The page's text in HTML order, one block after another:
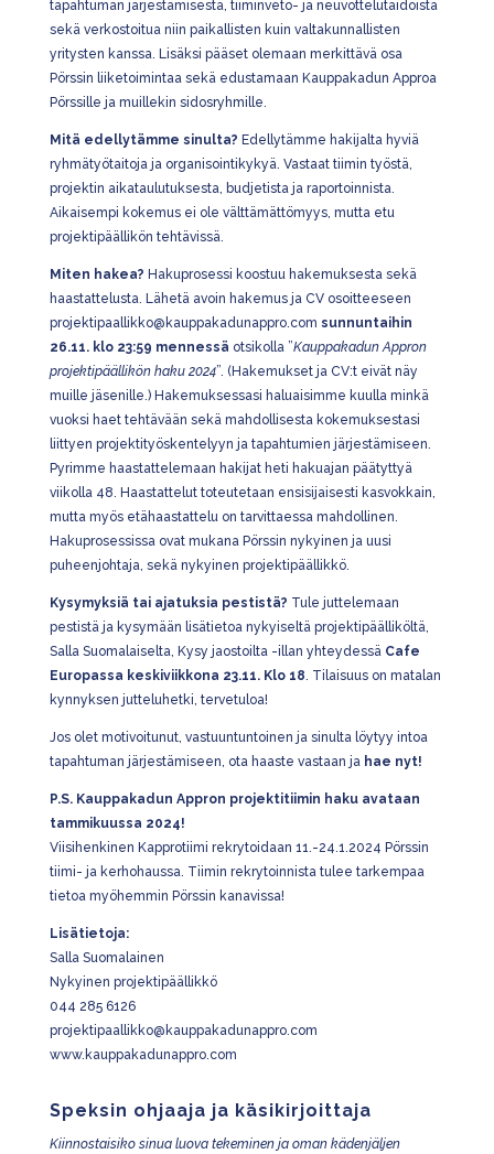
tapahtuman järjestämisestä, tiiminveto- ja neuvottelutaidoista
sekä verkostoitua niin paikallisten kuin valtakunnallisten
yritysten kanssa. Lisäksi pääset olemaan merkittävä osa
Pörssin liiketoimintaa sekä edustamaan Kauppakadun Approa
Pörssille ja muillekin sidosryhmille.
Mitä edellytämme sinulta? Edellytämme hakijalta hyviä
ryhmätyötaitoja ja organisointikykyä. Vastaat tiimin työstä,
projektin aikataulutuksesta, budjetista ja raportoinnista.
Aikaisempi kokemus ei ole välttämättömyys, mutta etu
projektipäällikön tehtävissä.
Miten hakea? Hakuprosessi koostuu hakemuksesta sekä
haastattelusta. Lähetä avoin hakemus ja CV osoitteeseen
projektipaallikko@kauppakadunappro.com sunnuntaihin
26.11. klo 23:59 mennessä otsikolla ”Kauppakadun Appron
projektipäällikön haku 2024”. (Hakemukset ja CV:t eivät näy
muille jäsenille.) Hakemuksessasi haluaisimme kuulla minkä
vuoksi haet tehtävään sekä mahdollisesta kokemuksestasi
liittyen projektityöskentelyyn ja tapahtumien järjestämiseen.
Pyrimme haastattelemaan hakijat heti hakuajan päätyttyä
viikolla 48. Haastattelut toteutetaan ensisijaisesti kasvokkain,
mutta myös etähaastattelu on tarvittaessa mahdollinen.
Hakuprosessissa ovat mukana Pörssin nykyinen ja uusi
puheenjohtaja, sekä nykyinen projektipäällikkö.
Kysymyksiä tai ajatuksia pestistä? Tule juttelemaan
pestistä ja kysymään lisätietoa nykyiseltä projektipäälliköltä,
Salla Suomalaiselta, Kysy jaostoilta -illan yhteydessä Cafe
Europassa keskiviikkona 23.11. Klo 18. Tilaisuus on matalan
kynnyksen jutteluhetki, tervetuloa!
Jos olet motivoitunut, vastuuntuntoinen ja sinulta löytyy intoa
tapahtuman järjestämiseen, ota haaste vastaan ja hae nyt!
P.S. Kauppakadun Appron projektitiimin haku avataan
tammikuussa 2024!
Viisihenkinen Kapprotiimi rekrytoidaan 11.-24.1.2024 Pörssin
tiimi- ja kerhohaussa. Tiimin rekrytoinnista tulee tarkempaa
tietoa myöhemmin Pörssin kanavissa!
Lisätietoja:
Salla Suomalainen
Nykyinen projektipäällikkö
044 285 6126
projektipaallikko@kauppakadunappro.com
www.kauppakadunappro.com
Speksin ohjaaja ja käsikirjoittaja
Kiinnostaisiko sinua luova tekeminen ja oman kädenjäljen